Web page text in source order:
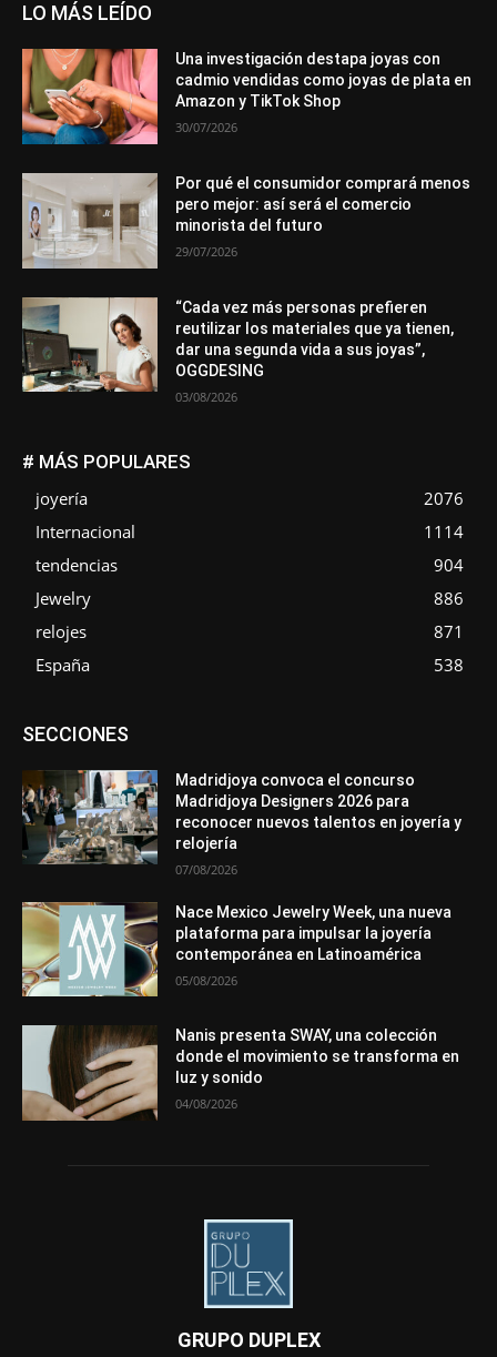
LO MÁS LEÍDO
Una investigación destapa joyas con
cadmio vendidas como joyas de plata en
Amazon y TikTok Shop
30/07/2026
Por qué el consumidor comprará menos
pero mejor: así será el comercio
minorista del futuro
29/07/2026
“Cada vez más personas prefieren
reutilizar los materiales que ya tienen,
dar una segunda vida a sus joyas”,
OGGDESING
03/08/2026
# MÁS POPULARES
joyería
2076
Internacional
1114
tendencias
904
Jewelry
886
relojes
871
España
538
SECCIONESAsociaciones
Entrevistas
Mundo Técnico
Novedades Opiniones
Perspectiva
Premios
Secciones Sin categoría
Más
Madridjoya convoca el concurso
Madridjoya Designers 2026 para
reconocer nuevos talentos en joyería y
relojería
07/08/2026
Nace Mexico Jewelry Week, una nueva
plataforma para impulsar la joyería
contemporánea en Latinoamérica
05/08/2026
Nanis presenta SWAY, una colección
donde el movimiento se transforma en
luz y sonido
04/08/2026
GRUPO DUPLEX